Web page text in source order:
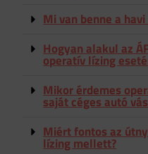
Mi van benne a
Hogyan alakul az
operatív lízing
Mikor érdemes
saját céges autó
Miért fontos az
lízing mellett?